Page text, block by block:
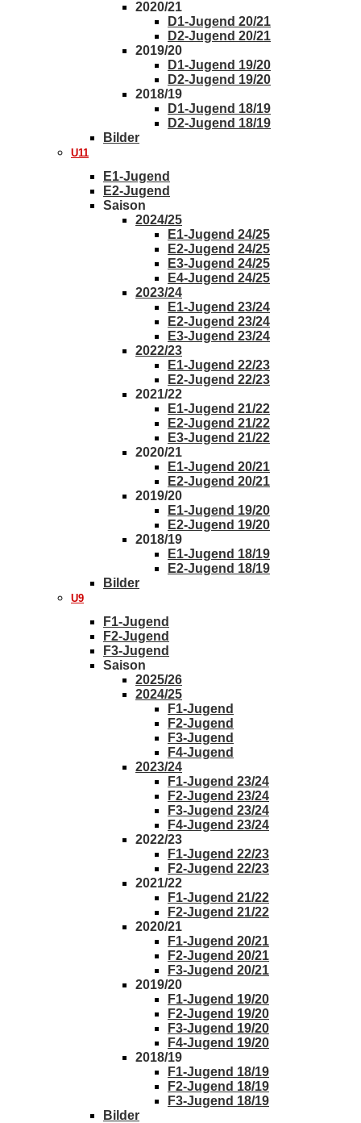
2020/21
D1-Jugend 20/21
D2-Jugend 20/21
2019/20
D1-Jugend 19/20
D2-Jugend 19/20
2018/19
D1-Jugend 18/19
D2-Jugend 18/19
Bilder
U11
E1-Jugend
E2-Jugend
Saison
2024/25
E1-Jugend 24/25
E2-Jugend 24/25
E3-Jugend 24/25
E4-Jugend 24/25
2023/24
E1-Jugend 23/24
E2-Jugend 23/24
E3-Jugend 23/24
2022/23
E1-Jugend 22/23
E2-Jugend 22/23
2021/22
E1-Jugend 21/22
E2-Jugend 21/22
E3-Jugend 21/22
2020/21
E1-Jugend 20/21
E2-Jugend 20/21
2019/20
E1-Jugend 19/20
E2-Jugend 19/20
2018/19
E1-Jugend 18/19
E2-Jugend 18/19
Bilder
U9
F1-Jugend
F2-Jugend
F3-Jugend
Saison
2025/26
2024/25
F1-Jugend
F2-Jugend
F3-Jugend
F4-Jugend
2023/24
F1-Jugend 23/24
F2-Jugend 23/24
F3-Jugend 23/24
F4-Jugend 23/24
2022/23
F1-Jugend 22/23
F2-Jugend 22/23
2021/22
F1-Jugend 21/22
F2-Jugend 21/22
2020/21
F1-Jugend 20/21
F2-Jugend 20/21
F3-Jugend 20/21
2019/20
F1-Jugend 19/20
F2-Jugend 19/20
F3-Jugend 19/20
F4-Jugend 19/20
2018/19
F1-Jugend 18/19
F2-Jugend 18/19
F3-Jugend 18/19
Bilder